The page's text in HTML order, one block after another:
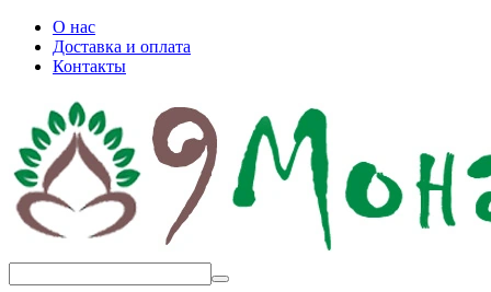
О нас
Доставка и оплата
Контакты